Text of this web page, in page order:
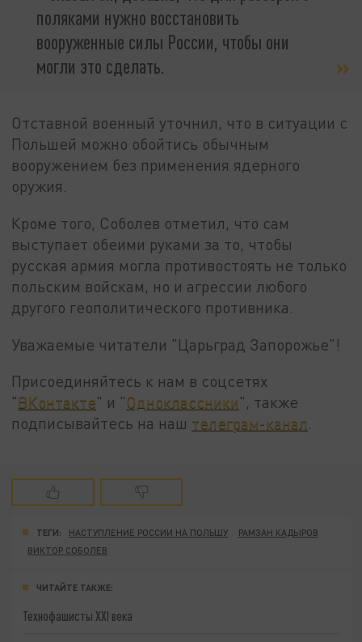
поляками нужно восстановить
вооруженные силы России, чтобы они
могли это сделать.
Отставной военный уточнил, что в ситуации с
Польшей можно обойтись обычным
вооружением без применения ядерного
оружия.
Кроме того, Соболев отметил, что сам
выступает обеими руками за то, чтобы
русская армия могла противостоять не только
польским войскам, но и агрессии любого
другого геополитического противника.
Уважаемые читатели "Царьград Запорожье"!
Присоединяйтесь к нам в соцсетях
"ВКонтакте" и "Одноклассники", также
подписывайтесь на наш телеграм-канал
ТЕГИ: НАСТУПЛЕНИЕ РОССИИ НА ПОЛЬШУ
РАМЗАН КАДЫРОВ
ВИКТОР СОБОЛЕВ
ЧИТАЙТЕ ТАКЖЕ:
Технофашисты XXI века